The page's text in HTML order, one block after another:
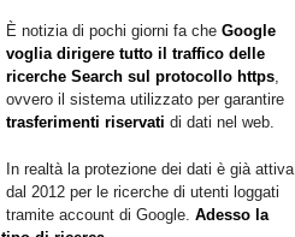
È notizia di pochi giorni fa che Google
voglia dirigere tutto il traffico delle
ricerche Search sul protocollo https,
ovvero il sistema utilizzato per garantire
trasferimenti riservati di dati nel web.
In realtà la protezione dei dati è già attiva
dal 2012 per le ricerche di utenti loggati
tramite account di Google. Adesso la